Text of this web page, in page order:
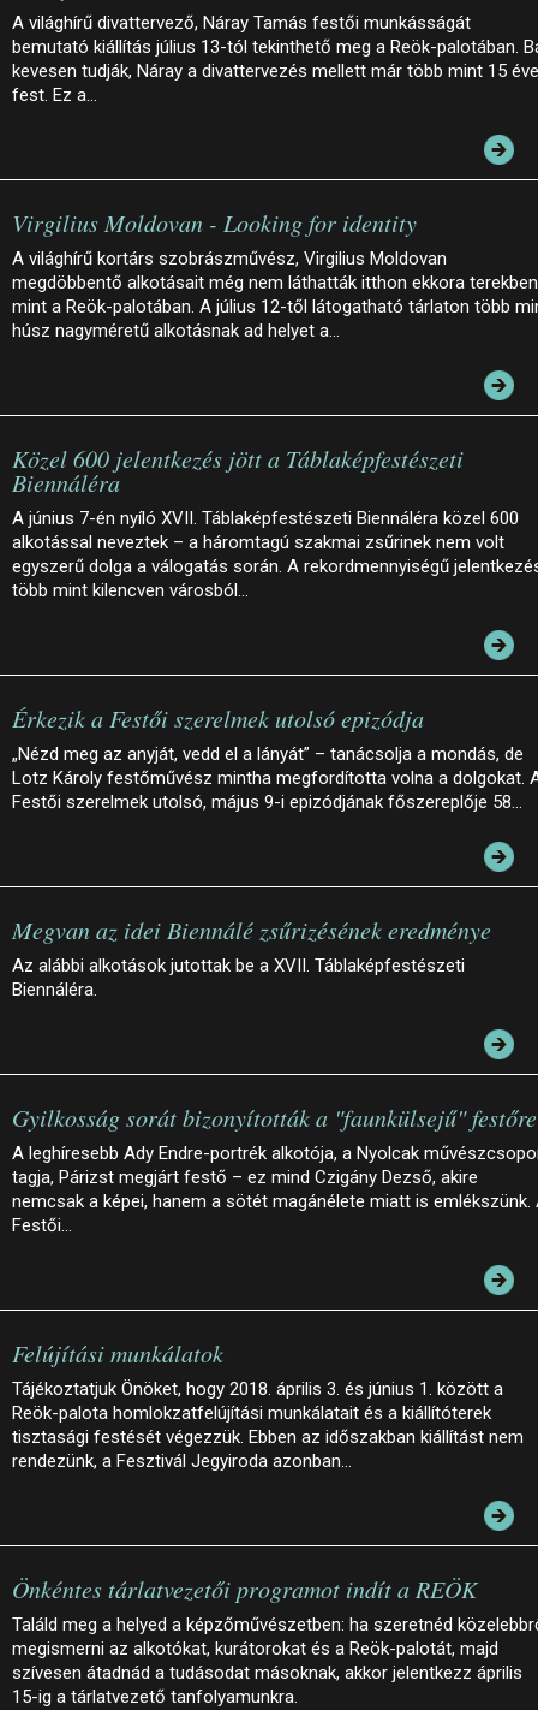
A világhírű divattervező, Náray Tamás festői munkásságát
bemutató kiállítás július 13-tól tekinthető meg a Reök-palotában.
kevesen tudják, Náray a divattervezés mellett már több mint 15 éve
fest. Ez a…
Virgilius Moldovan - Looking for identity
A világhírű kortárs szobrászművész, Virgilius Moldovan
megdöbbentő alkotásait még nem láthatták itthon ekkora
mint a Reök-palotában. A július 12-től látogatható tárlaton több
húsz nagyméretű alkotásnak ad helyet a…
Közel 600 jelentkezés jött a Táblaképfestészeti
Biennáléra
A június 7-én nyíló XVII. Táblaképfestészeti Biennáléra közel 600
alkotással neveztek – a háromtagú szakmai zsűrinek nem volt
egyszerű dolga a válogatás során. A rekordmennyiségű
több mint kilencven városból…
Érkezik a Festői szerelmek utolsó epizódja
„Nézd meg az anyját, vedd el a lányát” – tanácsolja a mondás, de
Lotz Károly festőművész mintha megfordította volna a dolgokat.
Festői szerelmek utolsó, május 9-i epizódjának főszereplője 58…
Megvan az idei Biennálé zsűrizésének eredménye
Az alábbi alkotások jutottak be a XVII. Táblaképfestészeti
Biennáléra.
Gyilkosság sorát bizonyították a "faunkülsejű" festőre
A leghíresebb Ady Endre-portrék alkotója, a Nyolcak
tagja, Párizst megjárt festő – ez mind Czigány Dezső, akire
nemcsak a képei, hanem a sötét magánélete miatt is emlékszünk.
Festői…
Felújítási munkálatok
Tájékoztatjuk Önöket, hogy 2018. április 3. és június 1. között a
Reök-palota homlokzatfelújítási munkálatait és a kiállítóterek
tisztasági festését végezzük. Ebben az időszakban kiállítást nem
rendezünk, a Fesztivál Jegyiroda azonban…
Önkéntes tárlatvezetői programot indít a REÖK
Találd meg a helyed a képzőművészetben: ha szeretnéd
megismerni az alkotókat, kurátorokat és a Reök-palotát, majd
szívesen átadnád a tudásodat másoknak, akkor jelentkezz április
15-ig a tárlatvezető tanfolyamunkra.